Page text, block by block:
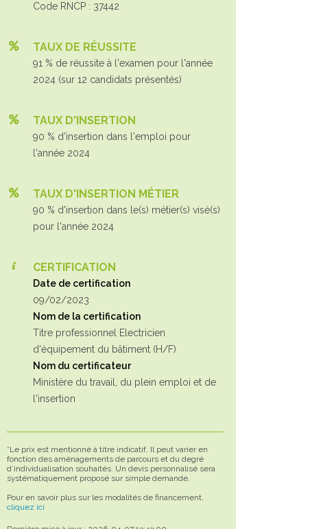
Code RNCP : 37442
TAUX DE RÉUSSITE
91 % de réussite à l'examen pour l'année
2024 (sur 12 candidats présentés)
TAUX D'INSERTION
90 % d'insertion dans l'emploi pour
l'année 2024
TAUX D'INSERTION MÉTIER
90 % d'insertion dans le(s) métier(s) visé(s)
pour l'année 2024
CERTIFICATION
Date de certification
09/02/2023
Nom de la certification
Titre professionnel Electricien
d'équipement du bâtiment (H/F)
Nom du certificateur
Ministère du travail, du plein emploi et de
l'insertion
*Le prix est mentionné à titre indicatif. Il peut varier en
fonction des aménagements de parcours et du degré
d’individualisation souhaités. Un devis personnalisé sera
systématiquement proposé sur simple demande.
Pour en savoir plus sur les modalités de financement,
cliquez ici